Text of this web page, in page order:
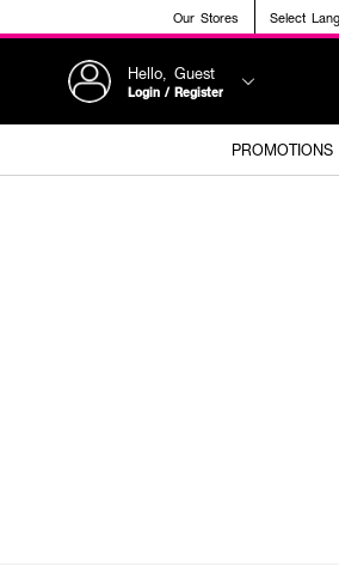
Our Stores Select
Hello, Guest
Login / Register
PROMOTIONS